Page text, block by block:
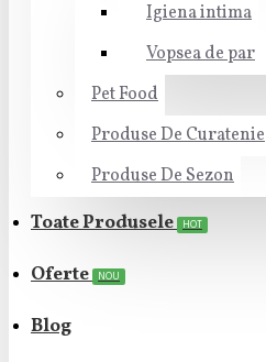
Igiena intima
Vopsea de par
Pet Food
Produse De Curatenie
Produse De Sezon
Toate Produsele HOT
Oferte NOU
Blog